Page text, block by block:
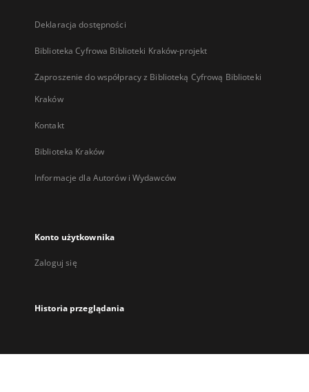
Deklaracja dostępności
Biblioteka Cyfrowa Biblioteki Kraków-projekt
Zaproszenie do współpracy z Biblioteką Cyfrową Biblioteki
Kraków
Kontakt
Biblioteka Kraków
Informacje dla Autorów i Wydawców
Konto użytkownika
Zaloguj się
Historia przeglądania